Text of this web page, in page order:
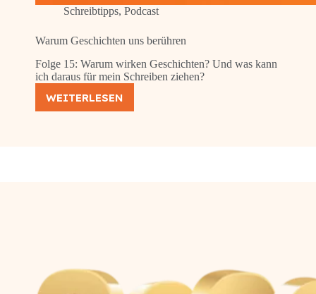
Schreibtipps, Podcast
Warum Geschichten uns berühren
Folge 15: Warum wirken Geschichten? Und was kann
ich daraus für mein Schreiben ziehen?
WEITERLESEN
WARUM